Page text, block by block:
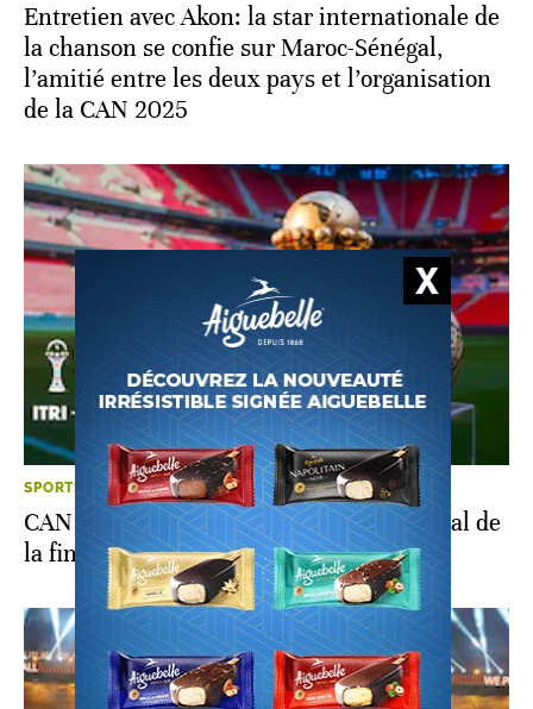
Entretien avec Akon: la star internationale de
la chanson se confie sur Maroc-Sénégal,
l’amitié entre les deux pays et l’organisation
de la CAN 2025
SPORTS
CAN 2025: la CAF dévoile le ballon spécial de
la finale entre le Maroc et le Sénégal